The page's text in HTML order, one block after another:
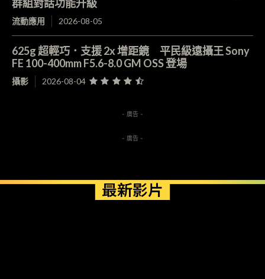
群組對話功能升級
流動應用 2026-08-05
625g 超輕巧．支援 2x 增距鏡 平民級遠攝王 Sony
FE 100-400mm F5.6-8.0 GM OSS 登場
攝影 2026-08-04
- 廣告 -
- 廣告 -
最新影片